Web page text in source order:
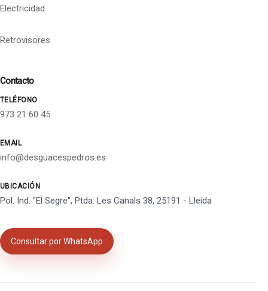
Electricidad
Retrovisores
Contacto
TELÉFONO
973 21 60 45
EMAIL
info@desguacespedros.es
UBICACIÓN
Pol. Ind. "El Segre", Ptda. Les Canals 38, 25191 - Lleida
Consultar por WhatsApp